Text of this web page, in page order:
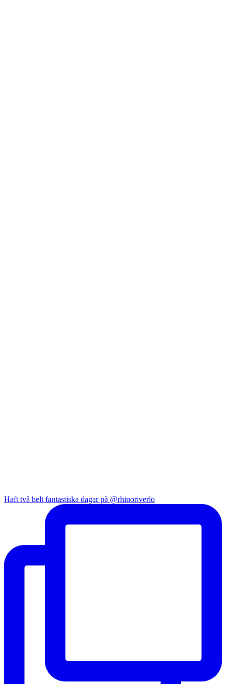
Haft två helt fantastiska dagar på @rhinoriverlo